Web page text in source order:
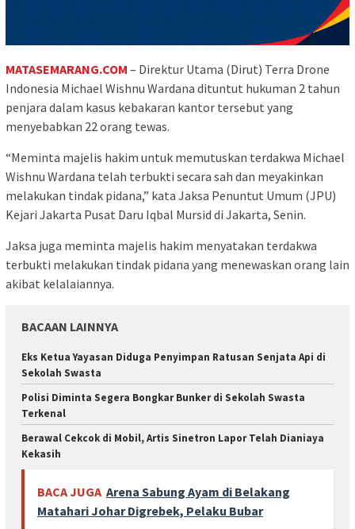
MATASEMARANG.COM – Direktur Utama (Dirut) Terra Drone
Indonesia Michael Wishnu Wardana dituntut hukuman 2 tahun
penjara dalam kasus kebakaran kantor tersebut yang
menyebabkan 22 orang tewas.
“Meminta majelis hakim untuk memutuskan terdakwa Michael
Wishnu Wardana telah terbukti secara sah dan meyakinkan
melakukan tindak pidana,” kata Jaksa Penuntut Umum (JPU)
Kejari Jakarta Pusat Daru Iqbal Mursid di Jakarta, Senin.
Jaksa juga meminta majelis hakim menyatakan terdakwa
terbukti melakukan tindak pidana yang menewaskan orang lain
akibat kelalaiannya.
BACAAN LAINNYA
Eks Ketua Yayasan Diduga Penyimpan Ratusan Senjata Api di
Sekolah Swasta
Polisi Diminta Segera Bongkar Bunker di Sekolah Swasta
Terkenal
Berawal Cekcok di Mobil, Artis Sinetron Lapor Telah Dianiaya
Kekasih
BACA JUGA Arena Sabung Ayam di Belakang
Matahari Johar Digrebek, Pelaku Bubar